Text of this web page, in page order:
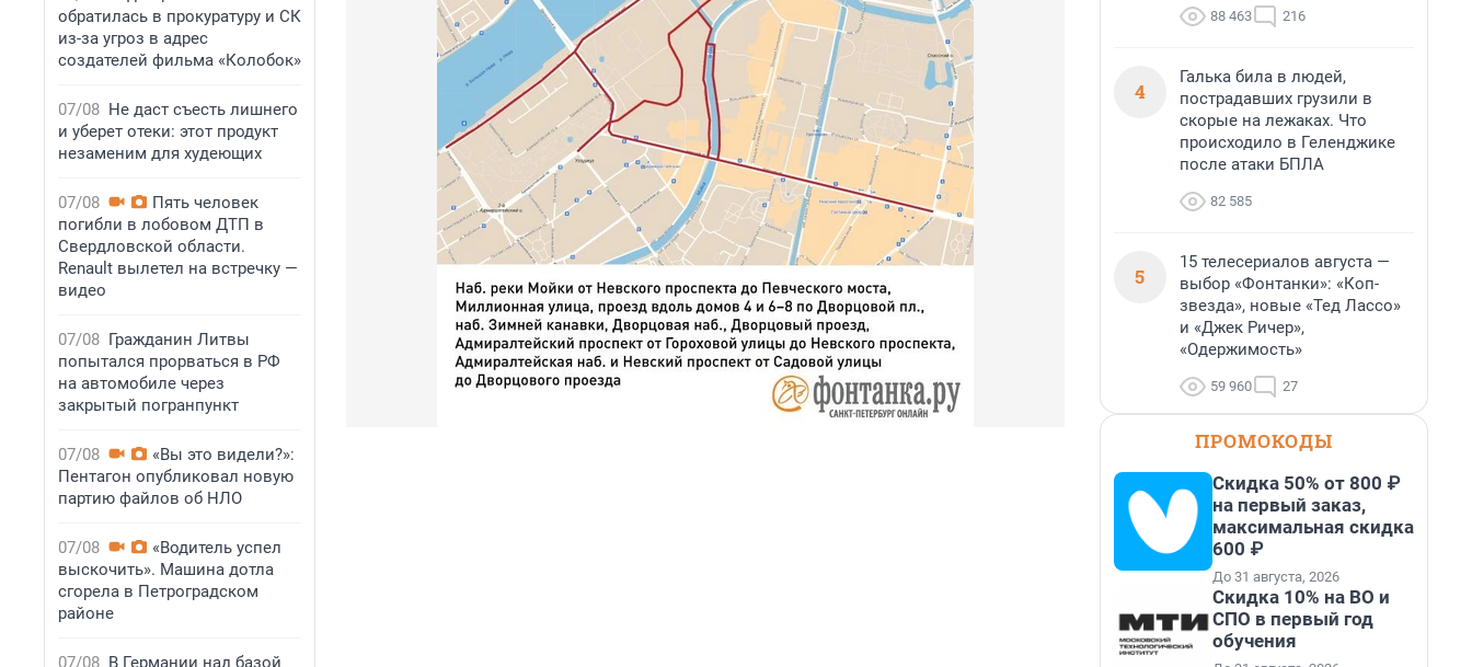
обратилась в прокуратуру и СК
из-за угроз в адрес
создателей фильма «Колобок»
07/08 Не даст съесть лишнего
и уберет отеки: этот продукт
незаменим для худеющих
07/08
Пять человек
погибли в лобовом ДТП в
Свердловской области.
Renault вылетел на встречку —
видео
07/08 Гражданин Литвы
попытался прорваться в РФ
на автомобиле через
закрытый погранпункт
07/08
«Вы это видели?»:
Пентагон опубликовал новую
партию файлов об НЛО
07/08
«Водитель успел
выскочить». Машина дотла
сгорела в Петроградском
районе
07/08 В Германии над базой
88 463 216
4
Галька била в людей,
пострадавших грузили в
скорые на лежаках. Что
происходило в Геленджике
после атаки БПЛА
82 585
5
15 телесериалов августа —
выбор «Фонтанки»: «Коп-
звезда», новые «Тед Лассо»
и «Джек Ричер»,
«Одержимость»
59 960 27
ПРОМОКОДЫ
Скидка 50% от 800 ₽
на первый заказ,
максимальная скидка
600 ₽
До 31 августа, 2026
Скидка 10% на ВО и
СПО в первый год
обучения